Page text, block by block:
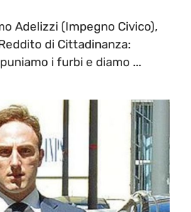
Adelizzi (Impegno Civico),
di Cittadinanza:
i furbi e diamo ...